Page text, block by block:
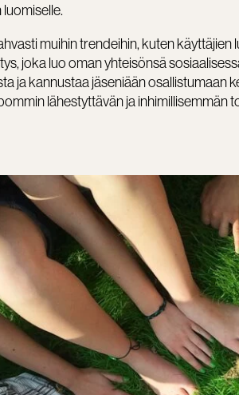
muihin trendeihin, kuten
joka luo oman yhteisönsä
ja kannustaa jäseniään osallistumaan
lähestyttävän ja inhimillisemmän